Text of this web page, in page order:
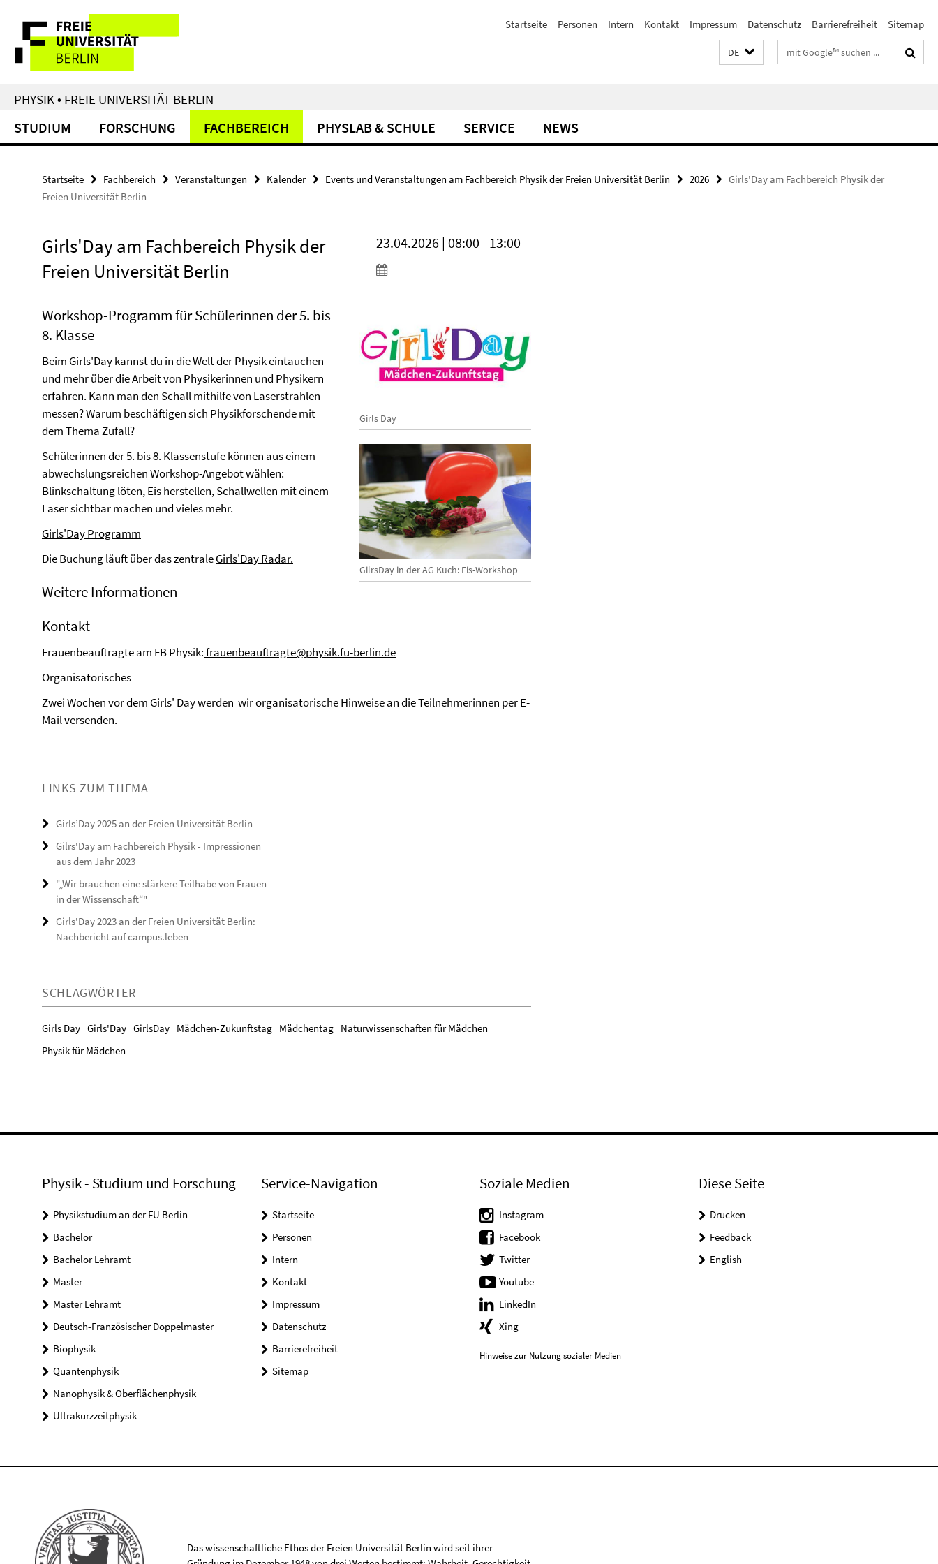
direkt
Inhalt
Service-
Navigation
Startseite Personen Intern Kontakt Impressum Datenschutz Barrierefreiheit Sitemap
DE Suchbegriffe
PHYSIK • FREIE UNIVERSITÄT BERLIN
STUDIUM FORSCHUNG FACHBEREICH PHYSLAB & SCHULE SERVICE NEWS
Startseite Fachbereich Veranstaltungen Kalender Events und Veranstaltungen am Fachbereich Physik der Freien Universität Berlin 2026
Girls'Day am Fachbereich Physik der
Freien Universität Berlin
Girls'Day am Fachbereich Physik der
Freien Universität Berlin
23.04.2026 | 08:00 - 13:00
Girls Day
GilrsDay in der AG Kuch: Eis-Workshop
Workshop-Programm für Schülerinnen der 5. bis
8. Klasse
Beim Girls'Day kannst du in die Welt der Physik eintauchen
und mehr über die Arbeit von Physikerinnen und Physikern
erfahren. Kann man den Schall mithilfe von Laserstrahlen
messen? Warum beschäftigen sich Physikforschende mit
dem Thema Zufall?
Schülerinnen der 5. bis 8. Klassenstufe können aus einem
abwechslungsreichen Workshop-Angebot wählen:
Blinkschaltung löten, Eis herstellen, Schallwellen mit einem
Laser sichtbar machen und vieles mehr.
Girls'Day Programm
Die Buchung läuft über das zentraleGirls'Day Radar.
Weitere Informationen
Kontakt
Frauenbeauftragte am FB Physik:frauenbeauftragte@physik.fu-berlin.de
Organisatorisches
Zwei Wochen vor dem Girls' Day werden wir organisatorische Hinweise an die Teilnehmerinnen per E-
Mail versenden.
LINKS ZUM THEMA
Girls’Day 2025 an der Freien Universität Berlin
Gilrs'Day am Fachbereich Physik - Impressionen
aus dem Jahr 2023
"„Wir brauchen eine stärkere Teilhabe von Frauen
in der Wissenschaft“"
Girls'Day 2023 an der Freien Universität Berlin:
Nachbericht auf campus.leben
SCHLAGWÖRTER
Girls Day Girls'Day GirlsDay Mädchen-Zukunftstag Mädchentag Naturwissenschaften für Mädchen
Physik für Mädchen
Physik - Studium und Forschung
Physikstudium an der FU Berlin
Bachelor
Bachelor Lehramt
Master
Master Lehramt
Deutsch-Französischer Doppelmaster
Biophysik
Quantenphysik
Nanophysik & Oberflächenphysik
Ultrakurzzeitphysik
Service-Navigation
Startseite
Personen
Intern
Kontakt
Impressum
Datenschutz
Barrierefreiheit
Sitemap
Soziale Medien
Instagram
Facebook
Twitter
Youtube
LinkedIn
Xing
Hinweise zur Nutzung sozialer Medien
Diese Seite
Drucken
Feedback
English
Das wissenschaftliche Ethos der Freien Universität Berlin wird seit ihrer